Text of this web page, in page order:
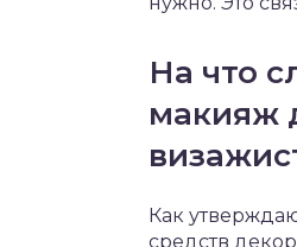
На что
макияж
Как
средств